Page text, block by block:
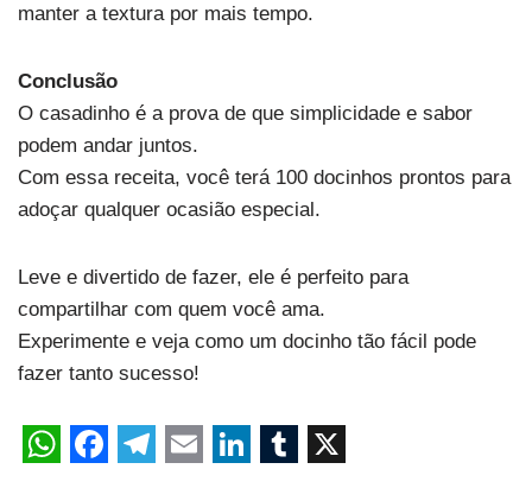
manter a textura por mais tempo.
Conclusão
O casadinho é a prova de que simplicidade e sabor
podem andar juntos.
Com essa receita, você terá 100 docinhos prontos para
adoçar qualquer ocasião especial.
Leve e divertido de fazer, ele é perfeito para
compartilhar com quem você ama.
Experimente e veja como um docinho tão fácil pode
fazer tanto sucesso!